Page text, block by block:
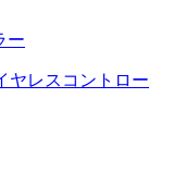
ー
ヤレスコントロー